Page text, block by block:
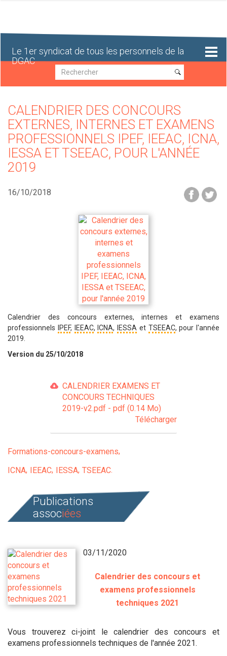
Le 1er syndicat de tous les personnels de la
DGAC
Recherche
Recherche
CALENDRIER DES CONCOURS
EXTERNES, INTERNES ET EXAMENS
PROFESSIONNELS IPEF, IEEAC, ICNA,
IESSA ET TSEEAC, POUR L'ANNÉE
2019
16/10/2018
Calendrier des concours externes, internes et examens
professionnels
IPEF, IEEAC, ICNA, IESSA et TSEEAC, pour l'année
2019.
Version du 25/10/2018
CALENDRIER EXAMENS ET
CONCOURS TECHNIQUES
2019-v2.pdf - pdf (0.14 Mo)
Télécharger
Formations-concours-examens
ICNA IEEAC IESSA TSEEAC
Publications
associées
03/11/2020
Calendrier des concours et
examens professionnels
techniques 2021
Vous trouverez ci-joint le calendrier des concours et
examens professionnels techniques de l'année 2021.